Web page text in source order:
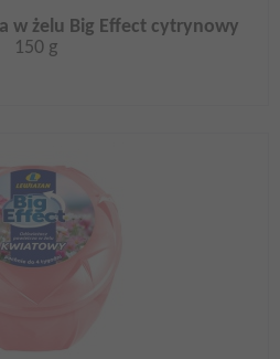
w żelu Big Effect cytrynowy
150 g